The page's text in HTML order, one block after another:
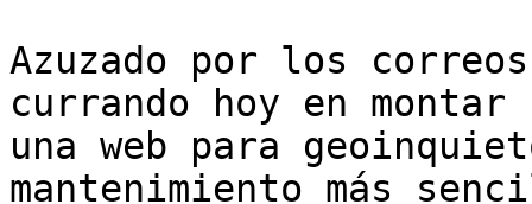
Azuzado por los
currando hoy en montar
una web para
mantenimiento más